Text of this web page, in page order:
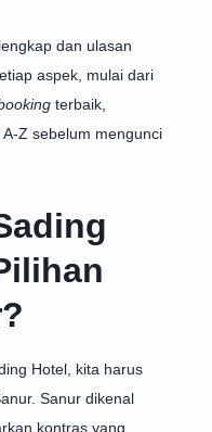
dan ulasan
aspek, mulai dari
terbaik,
Z sebelum mengunci
Hotel, kita harus
Sanur dikenal
kontras yang